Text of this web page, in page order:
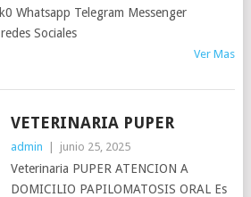
Whatsapp Telegram Messenger
Sociales
Ver Mas
VETERINARIA PUPER
admin junio 25, 2025
Veterinaria PUPER ATENCION A
DOMICILIO PAPILOMATOSIS ORAL Es